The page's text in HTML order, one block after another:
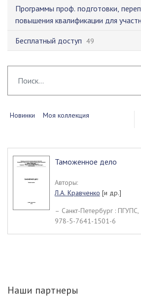
Программы проф. подготовки,
повышения квалификации для
Бесплатный доступ 49
Новинки Моя коллекция
Таможенное дело
Авторы:
Л.А. Кравченко [и др.]
– Санкт-Петербург :
978-5-7641-1501-6
Наши партнеры